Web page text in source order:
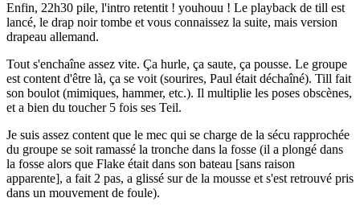
Enfin, 22h30 pile, l'intro retentit ! youhouu ! Le playback de till est
lancé, le drap noir tombe et vous connaissez la suite, mais version
drapeau allemand.
Tout s'enchaîne assez vite. Ça hurle, ça saute, ça pousse. Le groupe
est content d'être là, ça se voit (sourires, Paul était déchaîné). Till fait
son boulot (mimiques, hammer, etc.). Il multiplie les poses obscènes,
et a bien du toucher 5 fois ses Teil.
Je suis assez content que le mec qui se charge de la sécu rapprochée
du groupe se soit ramassé la tronche dans la fosse (il a plongé dans
la fosse alors que Flake était dans son bateau [sans raison
apparente], a fait 2 pas, a glissé sur de la mousse et s'est retrouvé pris
dans un mouvement de foule).